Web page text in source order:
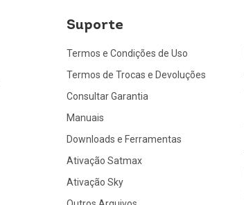
Suporte
Termos e Condições de Uso
Termos de Trocas e Devoluções
Consultar Garantia
Manuais
Downloads e Ferramentas
Ativação Satmax
Ativação Sky